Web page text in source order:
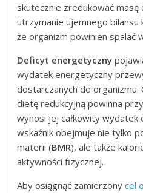
skutecznie zredukować masę
utrzymanie ujemnego bilansu
że organizm powinien spalać
Deficyt energetyczny
wydatek energetyczny
dostarczanych do organizmu.
dietę redukcyjną powinna
wynosi jej całkowity wydatek
wskaźnik obejmuje nie tylko
materii (BMR), ale także
aktywności fizycznej.
Aby osiągnąć zamierzonycel